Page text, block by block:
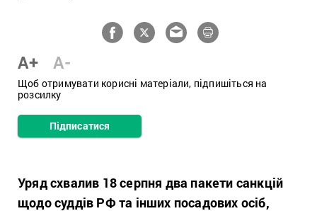
A+ A-
Щоб отримувати корисні матеріали, підпишіться на
розсилку
Підписатися
Уряд схвалив 18 серпня два пакети санкцій
щодо суддів РФ та інших посадових осіб,